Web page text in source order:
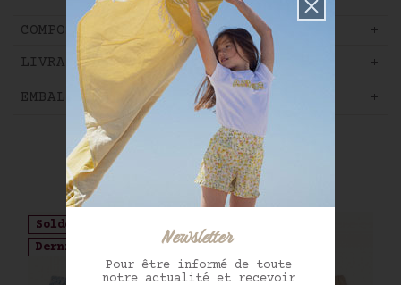
COMPOSITION ET ENTRETIEN
LIVRAISON ET RETOUR
EMBALLAGE CADEAU
Complétez ce look
Soldes
Dernières pièces
Newsletter
Pour être informé de toute
notre actualité et recevoir